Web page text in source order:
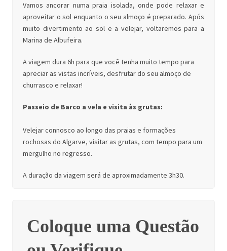
Vamos ancorar numa praia isolada, onde pode relaxar e
aproveitar o sol enquanto o seu almoço é preparado. Após
muito divertimento ao sol e a velejar, voltaremos para a
Marina de Albufeira.
A viagem dura 6h para que você tenha muito tempo para
apreciar as vistas incríveis, desfrutar do seu almoço de
churrasco e relaxar!
Passeio de Barco a vela e visita às grutas:
Velejar connosco ao longo das praias e formações
rochosas do Algarve, visitar as grutas, com tempo para um
mergulho no regresso.
A duração da viagem será de aproximadamente 3h30.
Coloque uma Questão